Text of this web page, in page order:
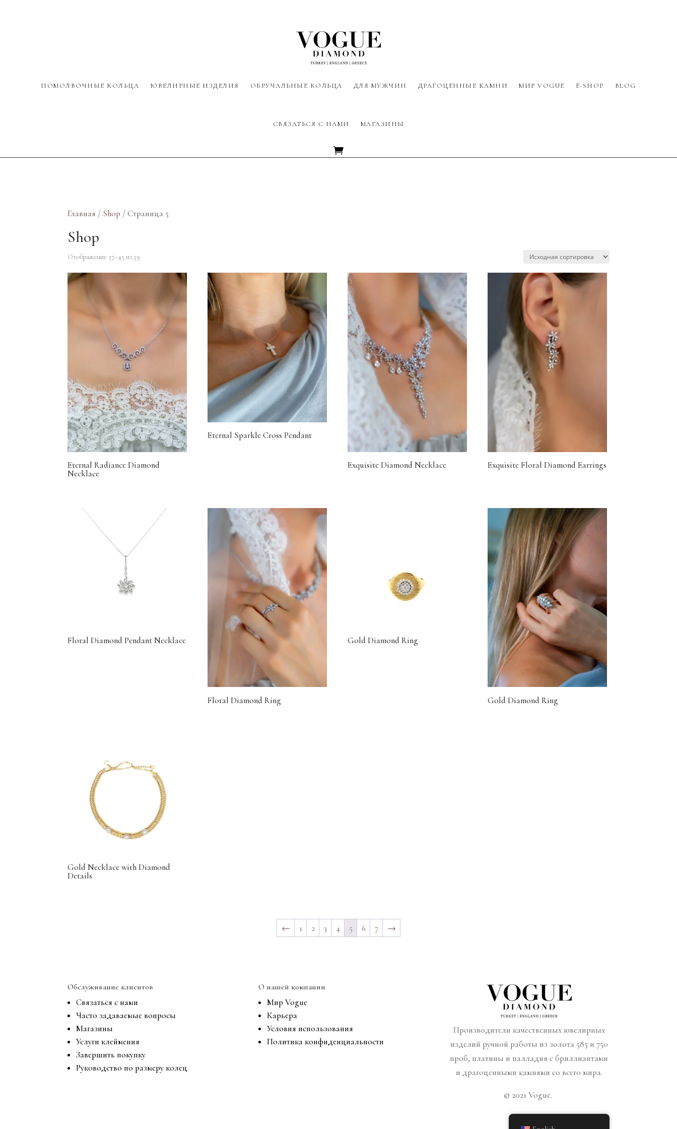
ПОМОЛВОЧНЫЕ КОЛЬЦА ЮВЕЛИРНЫЕ ИЗДЕЛИЯ ОБРУЧАЛЬНЫЕ КОЛЬЦА ДЛЯ МУЖЧИН ДРАГОЦЕННЫЕ КАМНИ МИР VOGUE E-SHOP BLOG
СВЯЗАТЬСЯ С НАМИ МАГАЗИНЫ
Главная / Shop / Страница 5
Shop
Отображение 37–45 из 59
Eternal Radiance Diamond
Necklace
Eternal Sparkle Cross Pendant
Exquisite Diamond Necklace Exquisite Floral Diamond Earrings
Floral Diamond Pendant Necklace
Floral Diamond Ring
Gold Diamond Ring
Gold Diamond Ring
Gold Necklace with Diamond
Details
← 1 2 3 4 5 6 7 →
Обслуживание клиентов
Связаться с нами
Часто задаваемые вопросы
Магазины
Услуги клеймения
Завершить покупку
Руководство по размеру колец
О нашей компании
Мир Vogue
Карьера
Условия использования
Политика конфиденциальности
Производители качественных ювелирных
изделий ручной работы из золота 585 и 750
проб, платины и палладия с бриллиантами
и драгоценными камнями со всего мира.
© 2021 Vogue.